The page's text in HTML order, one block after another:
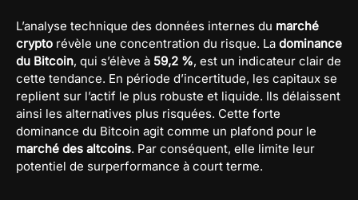
L’analyse technique des données internes du marché
crypto révèle une concentration du risque. La dominance
du Bitcoin, qui s’élève à 59,2 %, est un indicateur clair de
cette tendance. En période d’incertitude, les capitaux se
replient sur l’actif le plus robuste et liquide. Ils délaissent
ainsi les alternatives plus risquées. Cette forte
dominance du Bitcoin agit comme un plafond pour le
marché des altcoins. Par conséquent, elle limite leur
potentiel de surperformance à court terme.